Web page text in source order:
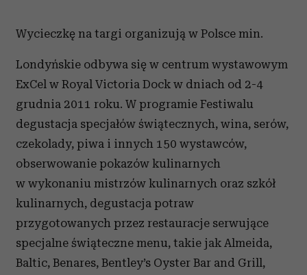
Wycieczkę na targi organizują w Polsce min.
Londyńskie odbywa się w centrum wystawowym
ExCel w Royal Victoria Dock w dniach od 2-4
grudnia 2011 roku. W programie Festiwalu
degustacja specjałów świątecznych, wina, serów,
czekolady, piwa i innych 150 wystawców,
obserwowanie pokazów kulinarnych
w wykonaniu mistrzów kulinarnych oraz szkół
kulinarnych, degustacja potraw
przygotowanych przez restauracje serwujące
specjalne świąteczne menu, takie jak Almeida,
Baltic, Benares, Bentley’s Oyster Bar and Grill,